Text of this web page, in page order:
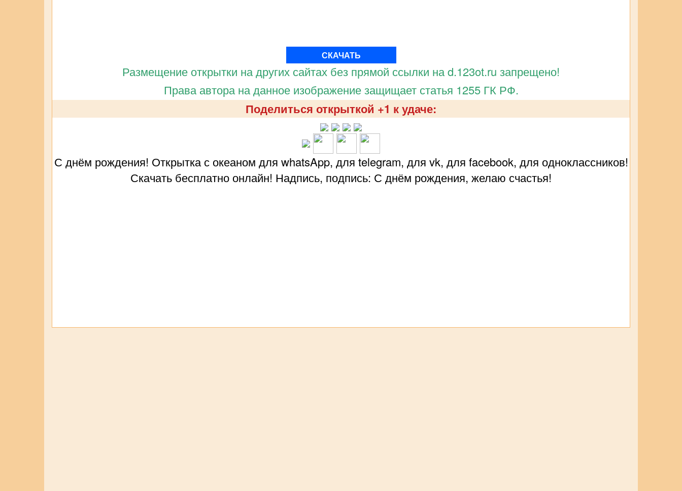
СКАЧАТЬ
Размещение открытки на других сайтах без прямой ссылки на d.123ot.ru запрещено!
Права автора на данное изображение защищает статья 1255 ГК РФ.
Поделиться открыткой +1 к удаче:
С днём рождения! Открытка с океаном для whatsApp, для telegram, для vk, для facebook, для одноклассников!
Скачать бесплатно онлайн! Надпись, подпись: С днём рождения, желаю счастья!